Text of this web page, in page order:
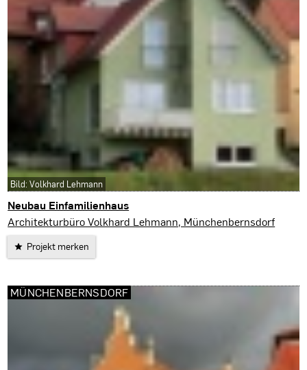
Neubau Einfamilienhaus
Münchenbernsdorf
Architekturbüro Volkhard Lehmann, Münchenbernsdorf
Projekt merken
Bild: Volkhard Lehmann
MÜNCHENBERNSDORF